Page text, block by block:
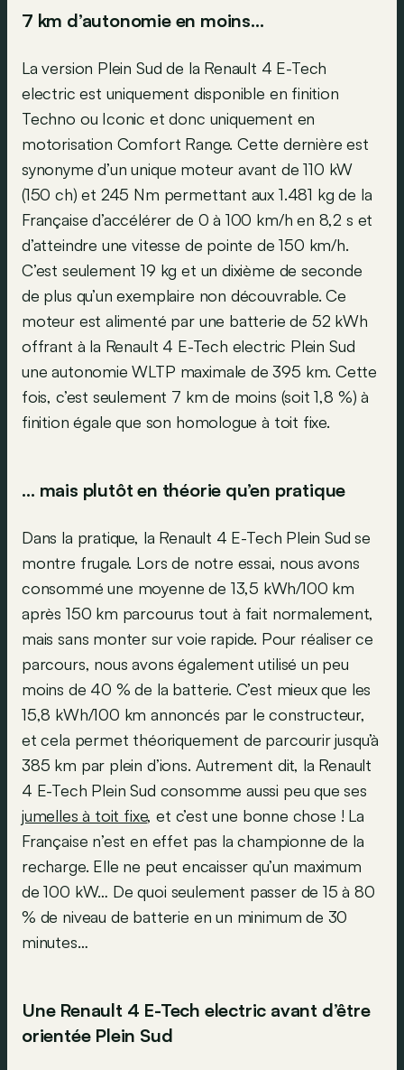
7 km d’autonomie en moins…
La version Plein Sud de la Renault 4 E-Tech
electric est uniquement disponible en finition
Techno ou Iconic et donc uniquement en
motorisation Comfort Range. Cette dernière est
synonyme d’un unique moteur avant de 110 kW
(150 ch) et 245 Nm permettant aux 1.481 kg de la
Française d’accélérer de 0 à 100 km/h en 8,2 s et
d’atteindre une vitesse de pointe de 150 km/h.
C’est seulement 19 kg et un dixième de seconde
de plus qu’un exemplaire non découvrable. Ce
moteur est alimenté par une batterie de 52 kWh
offrant à la Renault 4 E-Tech electric Plein Sud
une autonomie WLTP maximale de 395 km. Cette
fois, c’est seulement 7 km de moins (soit 1,8 %) à
finition égale que son homologue à toit fixe.
… mais plutôt en théorie qu’en pratique
Dans la pratique, la Renault 4 E-Tech Plein Sud se
montre frugale. Lors de notre essai, nous avons
consommé une moyenne de 13,5 kWh/100 km
après 150 km parcourus tout à fait normalement,
mais sans monter sur voie rapide. Pour réaliser ce
parcours, nous avons également utilisé un peu
moins de 40 % de la batterie. C’est mieux que les
15,8 kWh/100 km annoncés par le constructeur,
et cela permet théoriquement de parcourir jusqu’à
385 km par plein d’ions. Autrement dit, la Renault
4 E-Tech Plein Sud consomme aussi peu que ses
jumelles à toit fixe, et c’est une bonne chose ! La
Française n’est en effet pas la championne de la
recharge. Elle ne peut encaisser qu’un maximum
de 100 kW… De quoi seulement passer de 15 à 80
% de niveau de batterie en un minimum de 30
minutes…
Une Renault 4 E-Tech electric avant d’être
orientée Plein Sud